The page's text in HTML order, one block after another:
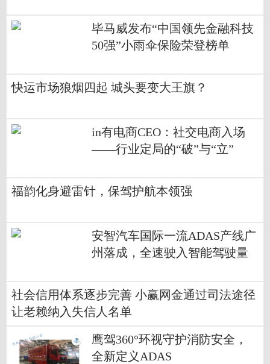
毕马威发布“中国领先金融科技
50强”小雨伞保险荣登榜单
快运市场狼烟四起 城头要变大王旗？
in有电商CEO：社交电商入场
——行业定局的“破”与“立”
福韵化身避雷针，保驾护航本领强
安智汽车国际一流ADAS产线广
州落成，全速驶入智能驾驶量
社会信用体系逐步完善 小赢网金通过司法途径
让老赖纳入失信人名单
鹰驾360°环视守护消防安全，
全新定义ADAS